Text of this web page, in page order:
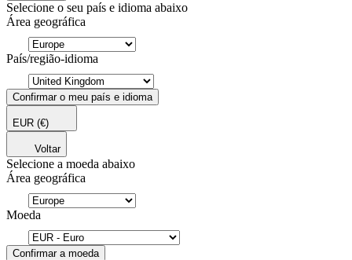
Selecione o seu país e idioma abaixo
Área geográfica
País/região-idioma
Confirmar o meu país e idioma
EUR (€)
Voltar
Selecione a moeda abaixo
Área geográfica
Moeda
Confirmar a moeda